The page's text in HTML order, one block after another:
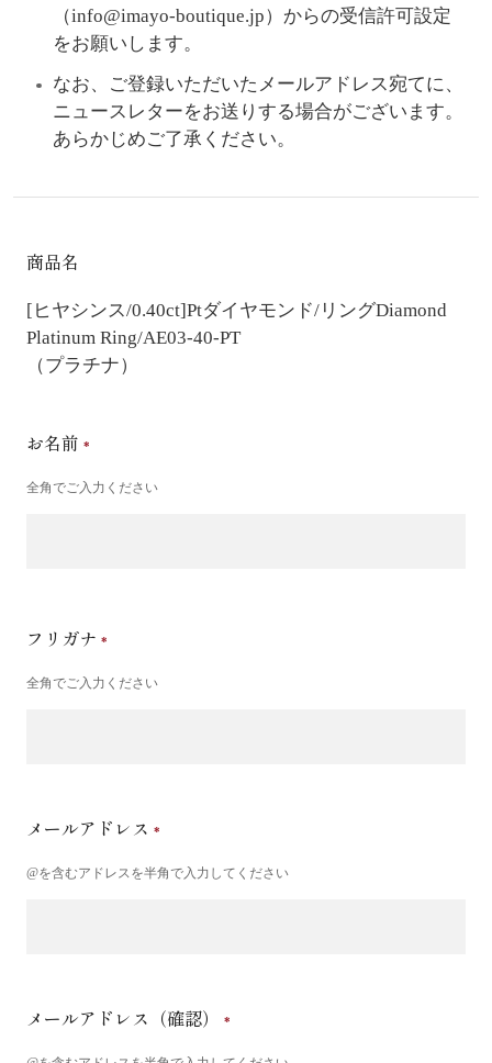
（info@imayo-boutique.jp）からの受信許可設定
をお願いします。
なお、ご登録いただいたメールアドレス宛てに、
ニュースレターをお送りする場合がございます。
あらかじめご了承ください。
商品名
[ヒヤシンス/0.40ct]Ptダイヤモンド/リングDiamond
Platinum Ring/AE03-40-PT
（プラチナ）
お名前
全角でご入力ください
フリガナ
全角でご入力ください
メールアドレス
@を含むアドレスを半角で入力してください
メールアドレス（確認）